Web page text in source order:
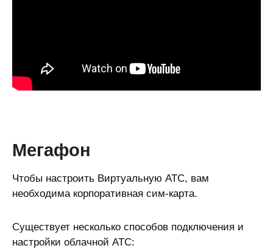
Мегафон
Чтобы настроить Виртуальную АТС, вам
необходима корпоративная сим-карта.
Существует несколько способов подключения и
настройки облачной АТС: